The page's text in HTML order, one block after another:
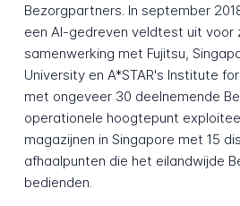
Bezorgpartners. In september
een AI-gedreven veldtest uit voor
samenwerking met Fujitsu,
University en A*STAR's Institute
met ongeveer 30 deelnemende
operationele hoogtepunt
magazijnen in Singapore met 15
afhaalpunten die het eilandwijde
bedienden.